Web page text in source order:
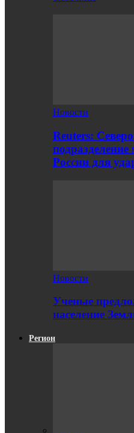
Новости
Reuters:
подразделение
России для
Новости
Ученые
население
Регион